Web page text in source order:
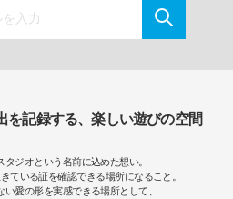
を記録する、楽しい遊びの空間
タジオという名前に込めた想い。
ている証を確認できる場所になること。
愛の形を実感できる場所として、